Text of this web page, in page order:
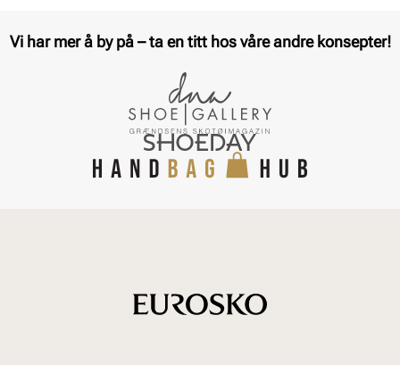
Vi har mer å by på – ta en titt hos våre andre konsepter!